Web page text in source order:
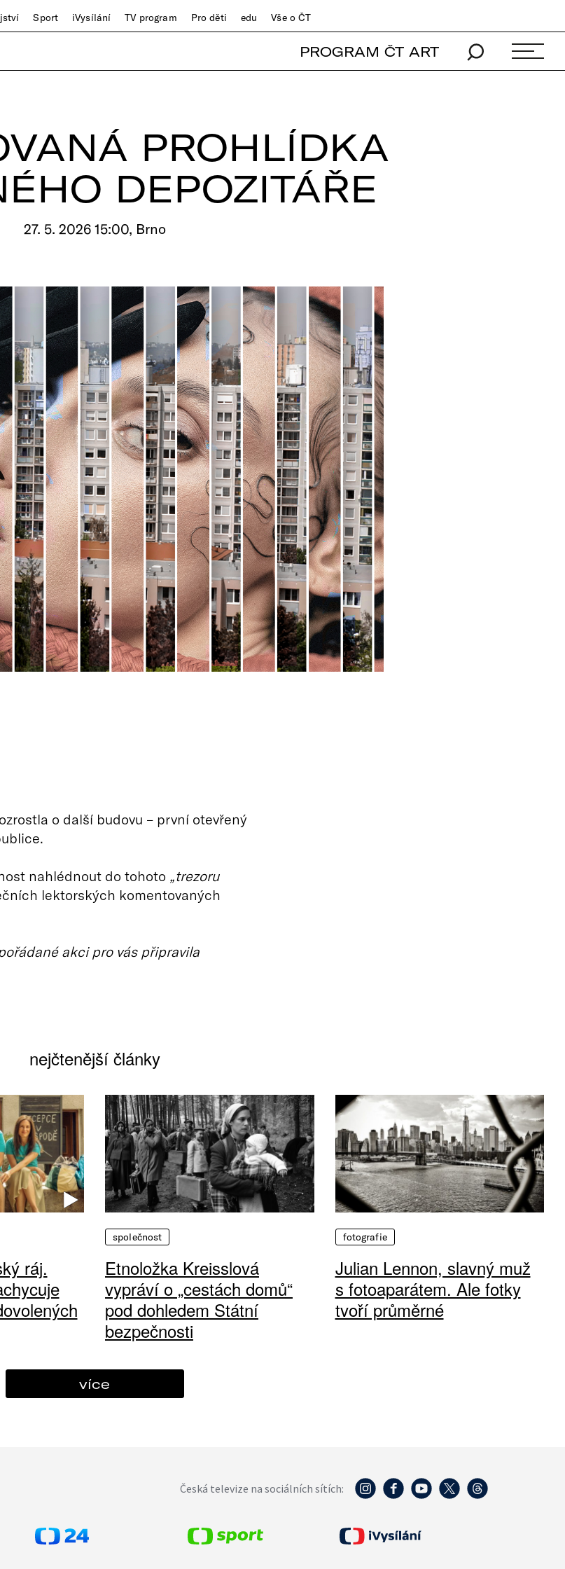
Sport iVysílání TV program Pro děti edu Vše o ČT
PROGRAM ČT ART
PROHLÍDKA
DEPOZITÁŘE
27. 5. 2026 15:00, Brno
o další budovu – první otevřený
nahlédnout do tohoto „trezoru
lektorských komentovaných
akci pro vás připravila
nejčtenější články
ráj.
společnost
Etnoložka Kreisslová
vypráví o „cestách domů“
pod dohledem Státní
bezpečnosti
fotografie
Julian Lennon, slavný muž
s fotoaparátem. Ale fotky
tvoří průměrné
více
Česká televize na sociálních sítích: